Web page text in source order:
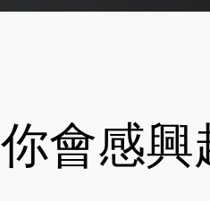
你會感興